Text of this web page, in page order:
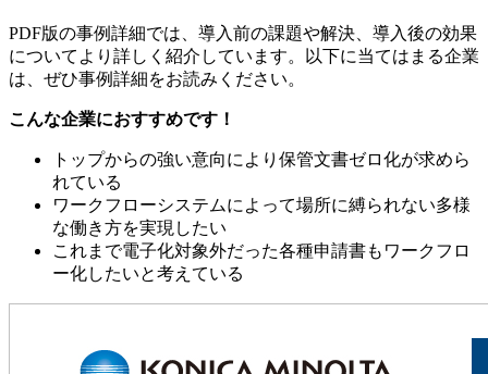
PDF版の事例詳細では、導入前の課題や解決、導入後の効果
についてより詳しく紹介しています。以下に当てはまる企業
は、ぜひ事例詳細をお読みください。
こんな企業におすすめです！
トップからの強い意向により保管文書ゼロ化が求めら
れている
ワークフローシステムによって場所に縛られない多様
な働き方を実現したい
これまで電子化対象外だった各種申請書もワークフロ
ー化したいと考えている